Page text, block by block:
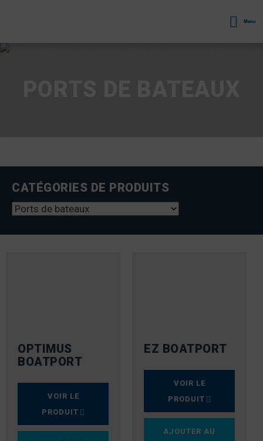
Menu
CATÉGORIES DE PRODUITS
OPTIMUS
BOATPORT
VOIR LE
PRODUIT
EZ BOATPORT
VOIR LE
PRODUIT
AJOUTER AU